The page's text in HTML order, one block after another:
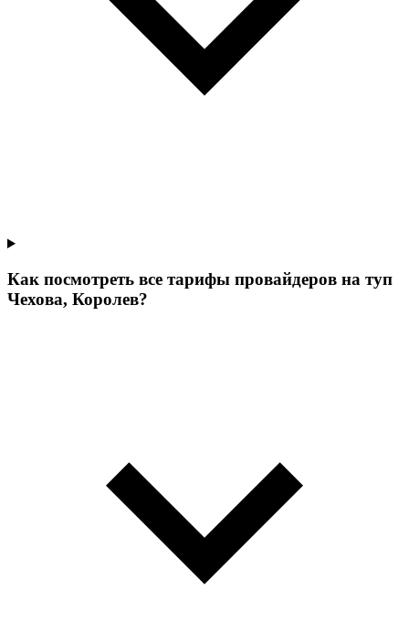
Как посмотреть все тарифы провайдеров на туп
Чехова, Королев?